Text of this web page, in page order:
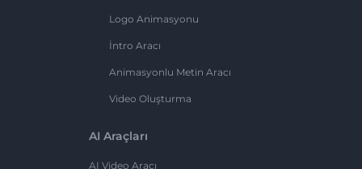
Logo Animasyonu
İntro Aracı
Animasyonlu Metin Aracı
Video Oluşturma
AI Araçları
AI Video Aracı